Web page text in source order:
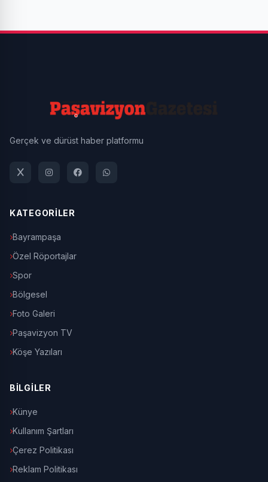
Gerçek ve dürüst haber platformu
KATEGORİLER
Bayrampaşa
Özel Röportajlar
Spor
Bölgesel
Foto Galeri
Paşavizyon TV
Köşe Yazıları
BİLGİLER
Künye
Kullanım Şartları
Çerez Politikası
Reklam Politikası